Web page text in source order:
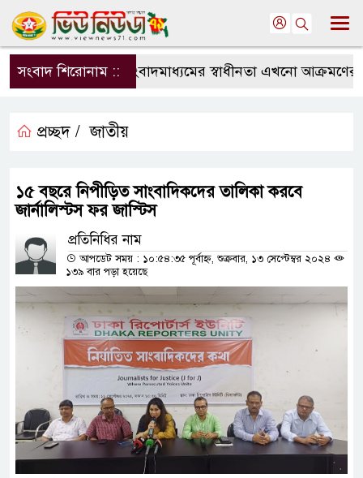
সংবাদ শিরোনাম ::সংবাদমাধ্যমের স্বাধীনতা এখনো আক্রমণের
প্রচ্ছদ / জাতীয়
১৫ বছরে নিপীড়িত সাংবাদিকদের তালিকা করবে
জার্নালিস্টস ফর জাস্টিস
প্রতিনিধির নাম
আপডেট সময় : ১০:৫৪:৩৫ পূর্বাহ্ন, শুক্রবার, ১৩ সেপ্টেম্বর ২০২৪
১৩৯ বার পড়া হয়েছে